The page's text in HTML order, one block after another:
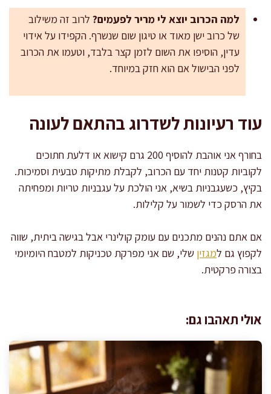
למה הכרוב יוצא לי מריר לפעמים? לרוב זה משילוב
של כרוב ישן מאוד או טיגון שום שנשרף. הקפידו על אידוי
עדין, הוסיפו את השום לזמן קצר בלבד, וטעמו את הכרוב
לפני הבישול אם הוא חזק במיוחד.
עוד רעיונות לשדרוג בהתאם לעונה
בחורף אני אוהבת להוסיף 200 גרם קישוא או דלעת חתוכים
לקוביות קטנות יחד עם הכרוב, לקבלת מתיקות טבעית וסמיכות.
בקיץ, כשעגבניות בשיא, אני הולכת על עגבניות טריות ומפחיתה
את הרסק כדי לשמור על קלילות.
אם אתם נהנים מתכנים עם עומק קולינרי אבל בגישה ביתית, שווה
לקפוץ גם למגזין שלי, שם אני מפרקת טכניקות למטבח היומיומי
בצורה פרקטית.
אולי תאהבו גם: